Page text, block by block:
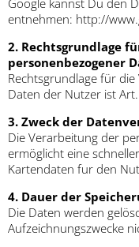
Google kannst Du den
entnehmen: http://
2. Rechtsgrundlage
personenbezogener
Rechtsgrundlage für
Daten der Nutzer ist
3. Zweck der
Die Verarbeitung der
ermöglicht eine
Kartendaten fur den
4. Dauer der
Die Daten werden
Aufzeichnungszwecke